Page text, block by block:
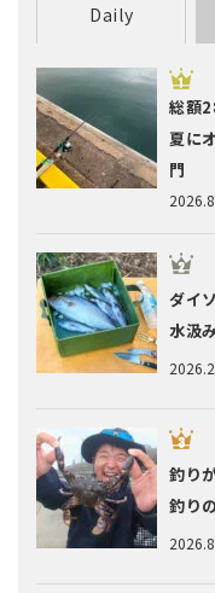
Daily
総額
夏に
門
ダイ
水汲
釣り
釣り